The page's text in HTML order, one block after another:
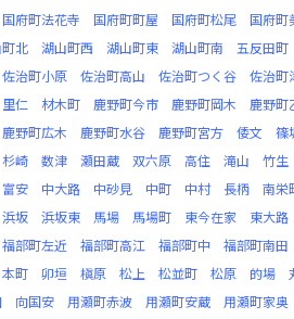
国府町法花寺 国府町町屋 国府町松尾 国府町
北 湖山町西 湖山町東 湖山町南 五反田町
佐治町小原 佐治町高山 佐治町つく谷 佐治町
里仁 材木町 鹿野町今市 鹿野町岡木 鹿野町
鹿野町広木 鹿野町水谷 鹿野町宮方 倭文 篠
杉崎 数津 瀬田蔵 双六原 高住 滝山 竹生
富安 中大路 中砂見 中町 中村 長柄 南栄
浜坂 浜坂東 馬場 馬場町 東今在家 東大路
福部町左近 福部町高江 福部町中 福部町南田
本町 卯垣 槇原 松上 松並町 松原 的場
向国安 用瀬町赤波 用瀬町安蔵 用瀬町家奥